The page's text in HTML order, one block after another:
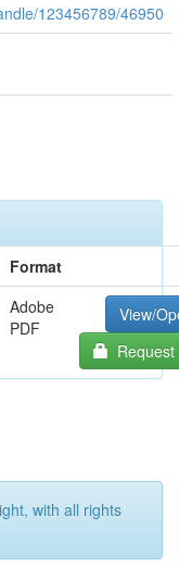
123456789/46950
Format
Adobe
PDF
View/
with all rights